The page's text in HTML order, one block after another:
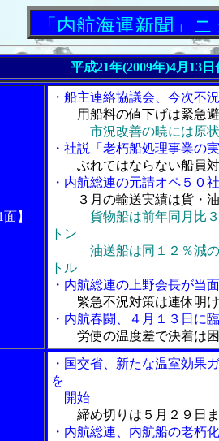
航海運新聞」ニュース
平成21年(2009年)4月13
】
・船主連絡協議会、今次不
用船料の値下げは緊急
市況改善の暁には原
・社説「老朽船処理事業の
ぶれてはならない船員
・内航総連の元請オペ５０
３月の輸送実績は貨・
貨物船は前年同月比
トン
油送船は同１２％減の
トル
・内航総連の上野会長が当
緊急不況対策は連休明
・内航春闘、４月１３日に
労使の温度差で決着は
・国交省、新たな温室効果
を
開始
締め切りは５月２９日
・内航総連、内航船の老朽